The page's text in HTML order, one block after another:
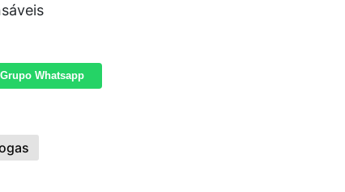
Grupo Whatsapp